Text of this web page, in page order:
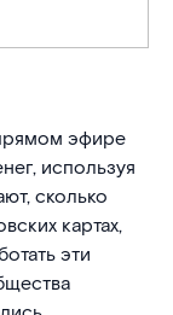
эфире
используя
сколько
картах,
эти